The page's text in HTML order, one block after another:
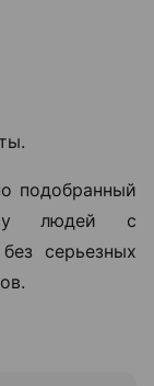
подобранный
людей с
серьезных